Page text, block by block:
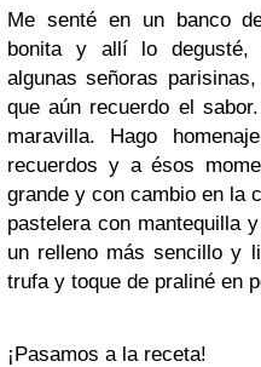
Me senté en un banco
bonita y allí lo degusté,
algunas señoras
que aún recuerdo el
maravilla. Hago
recuerdos y a ésos
grande y con cambio en la
pastelera con mantequilla
un relleno más sencillo y
trufa y toque de praliné en
¡Pasamos a la receta!